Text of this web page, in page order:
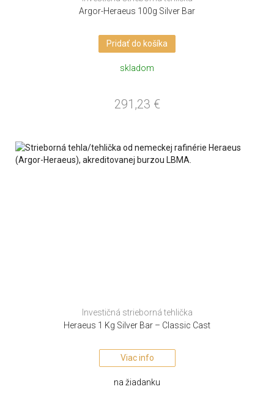
Argor-Heraeus 100g Silver Bar
Pridať do košíka
skladom
291,23 €
Investičná strieborná tehlička
Heraeus 1 Kg Silver Bar – Classic Cast
Viac info
na žiadanku